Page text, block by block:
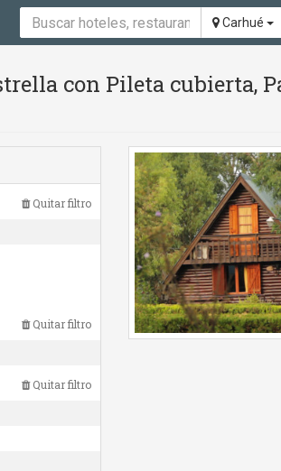
Carhué
con Pileta cubierta,
Quitar filtro
Quitar filtro
Quitar filtro